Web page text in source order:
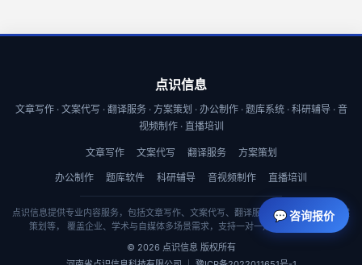
点识信息
文章写作 · 文案代写 · 翻译服务 · 方案策划 · 办公制作 · 题库系统 · 科研辅导 · 音
视频制作 · 直播培训
文章写作 文案代写 翻译服务 方案策划
办公制作 题库软件 科研辅导 音视频制作 直播培训
点识信息提供专业内容服务，包括文章写作、文案代写、翻译服务、商业计划书与方案
策划等， 覆盖企业、学术与自媒体多场景需求，支持一对一定制与快速交付。
© 2026 点识信息 版权所有
💬 咨询报价